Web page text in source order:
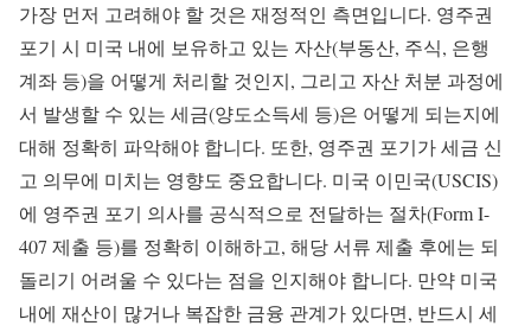
가장 먼저 고려해야 할 것은 재정적인 측면입니다. 영주권
포기 시 미국 내에 보유하고 있는 자산(부동산, 주식, 은행
계좌 등)을 어떻게 처리할 것인지, 그리고 자산 처분 과정에
서 발생할 수 있는 세금(양도소득세 등)은 어떻게 되는지에
대해 정확히 파악해야 합니다. 또한, 영주권 포기가 세금 신
고 의무에 미치는 영향도 중요합니다. 미국 이민국(USCIS)
에 영주권 포기 의사를 공식적으로 전달하는 절차(Form I-
407 제출 등)를 정확히 이해하고, 해당 서류 제출 후에는 되
돌리기 어려울 수 있다는 점을 인지해야 합니다. 만약 미국
내에 재산이 많거나 복잡한 금융 관계가 있다면, 반드시 세